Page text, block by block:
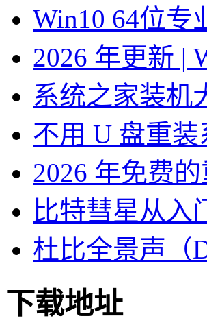
Win10 64位专
2026 年更新 |
系统之家装机
不用 U 盘重
2026 年免费
比特彗星从入
杜比全景声（
下载地址